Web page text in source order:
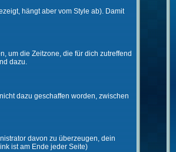
hängt aber vom Style ab). Damit
um die Zeitzone, die für dich zutreffend
dazu.
dazu geschaffen worden, zwischen
davon zu überzeugen, dein
ist am Ende jeder Seite)